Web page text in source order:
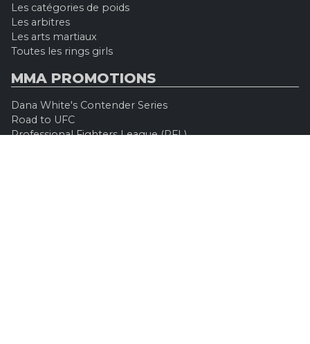
Les catégories de poids
Les arbitres
Les arts martiaux
Toutes les rings girls
MMA PROMOTIONS
Dana White's Contender Series
Road to UFC
Professional Fighters League (PFL)